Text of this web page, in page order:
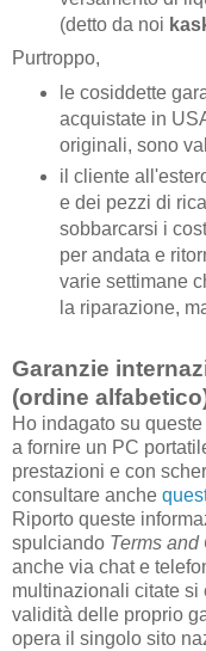
(detto da noi
Purtroppo,
le cosiddette
acquistate in
originali, sono
il cliente
e dei pezzi di
sobbarcarsi i
per andata e
varie settimane
la riparazione,
Garanzie
(ordine
Ho indagato su
a fornire un PC
prestazioni e con
consultare anche
Riporto queste
spulciando Terms
anche via chat e
multinazionali citate si
validità delle proprio
opera il singolo sito